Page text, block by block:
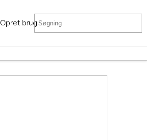
Opret bruger